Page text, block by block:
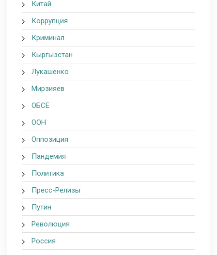
Китай
Коррупция
Криминал
Кыргызстан
Лукашенко
Мирзияев
ОБСЕ
ООН
Оппозиция
Пандемия
Политика
Пресс-Релизы
Путин
Революция
Россия